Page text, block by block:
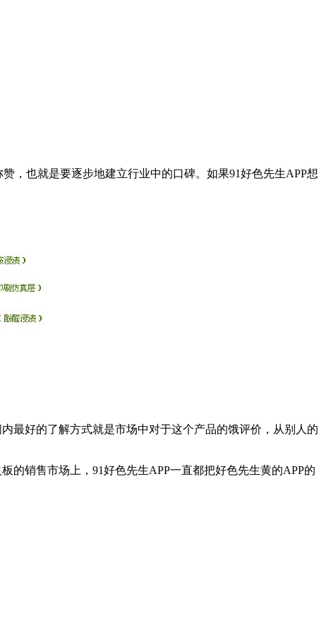
，也就是要逐步地建立行业中的口碑。如果91好色先生APP想
内最好的了解方式就是市场中对于这个产品的饿评价，从别人的
的销售市场上，91好色先生APP一直都把好色先生黄的APP的